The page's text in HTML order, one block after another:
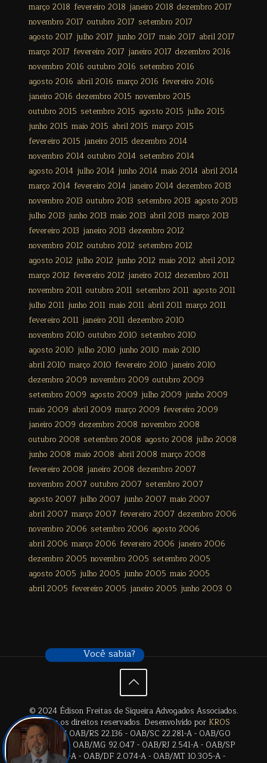
março 2018 fevereiro 2018 janeiro 2018 dezembro 2017
novembro 2017 outubro 2017 setembro 2017
agosto 2017 julho 2017 junho 2017 maio 2017 abril 2017
março 2017 fevereiro 2017 janeiro 2017 dezembro 2016
novembro 2016 outubro 2016 setembro 2016
agosto 2016 abril 2016 março 2016 fevereiro 2016
janeiro 2016 dezembro 2015 novembro 2015
outubro 2015 setembro 2015 agosto 2015 julho 2015
junho 2015 maio 2015 abril 2015 março 2015
fevereiro 2015 janeiro 2015 dezembro 2014
novembro 2014 outubro 2014 setembro 2014
agosto 2014 julho 2014 junho 2014 maio 2014 abril 2014
março 2014 fevereiro 2014 janeiro 2014 dezembro 2013
novembro 2013 outubro 2013 setembro 2013 agosto 2013
julho 2013 junho 2013 maio 2013 abril 2013 março 2013
fevereiro 2013 janeiro 2013 dezembro 2012
novembro 2012 outubro 2012 setembro 2012
agosto 2012 julho 2012 junho 2012 maio 2012 abril 2012
março 2012 fevereiro 2012 janeiro 2012 dezembro 2011
novembro 2011 outubro 2011 setembro 2011 agosto 2011
julho 2011 junho 2011 maio 2011 abril 2011 março 2011
fevereiro 2011 janeiro 2011 dezembro 2010
novembro 2010 outubro 2010 setembro 2010
agosto 2010 julho 2010 junho 2010 maio 2010
abril 2010 março 2010 fevereiro 2010 janeiro 2010
dezembro 2009 novembro 2009 outubro 2009
setembro 2009 agosto 2009 julho 2009 junho 2009
maio 2009 abril 2009 março 2009 fevereiro 2009
janeiro 2009 dezembro 2008 novembro 2008
outubro 2008 setembro 2008 agosto 2008 julho 2008
junho 2008 maio 2008 abril 2008 março 2008
fevereiro 2008 janeiro 2008 dezembro 2007
novembro 2007 outubro 2007 setembro 2007
agosto 2007 julho 2007 junho 2007 maio 2007
abril 2007 março 2007 fevereiro 2007 dezembro 2006
novembro 2006 setembro 2006 agosto 2006
abril 2006 março 2006 fevereiro 2006 janeiro 2006
dezembro 2005 novembro 2005 setembro 2005
agosto 2005 julho 2005 junho 2005 maio 2005
abril 2005 fevereiro 2005 janeiro 2005 junho 2003 0
© 2024 Édison Freitas de Siqueira Advogados Associados.
Todos os direitos reservados. Desenvolvido por KROS
Digital . | OAB/RS 22.136 - OAB/SC 22.281-A - OAB/GO
28.659-A - OAB/MG 92.047 - OAB/RJ 2.541-A - OAB/SP
17.2838-A - OAB/DF 2.074-A - OAB/MT 10.305-A -
Você sabia?